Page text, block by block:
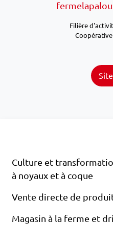
Filière
Coopérative
Culture et
à noyaux et à coque
Vente directe de
Magasin à la ferme et